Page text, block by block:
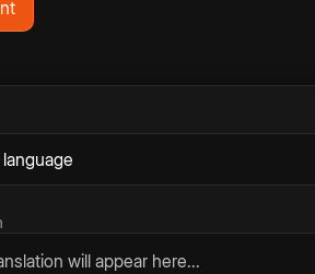
will appear here...